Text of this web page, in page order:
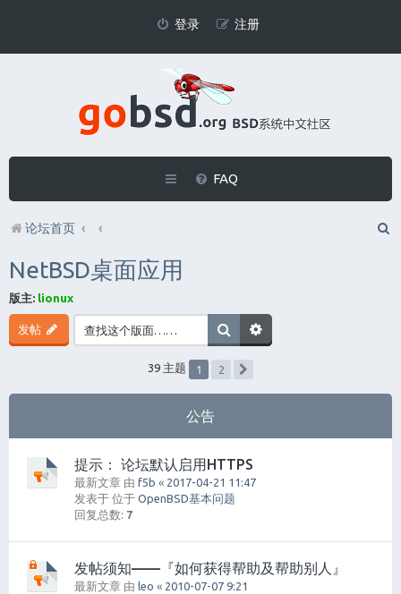
登录 注册
FAQ
论坛首页
NetBSD桌面应用
版主: lionux
发帖
39 主题 1
2
公告
提示： 论坛默认启用HTTPS
最新文章 由 f5b « 2017-04-21 11:47
发表于 位于 OpenBSD基本问题
回复总数: 7
发帖须知——『如何获得帮助及帮助别人』
最新文章 由 leo « 2010-07-07 9:21